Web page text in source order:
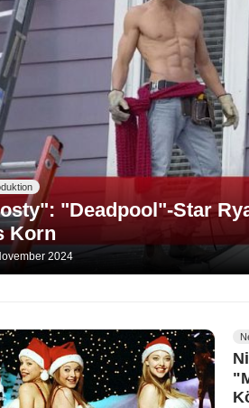
"Deadpool"-Star
Korn
2024